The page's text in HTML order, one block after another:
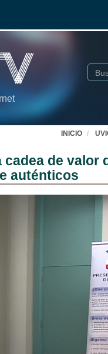
Buscar
INICIO
cadea de
auténticos